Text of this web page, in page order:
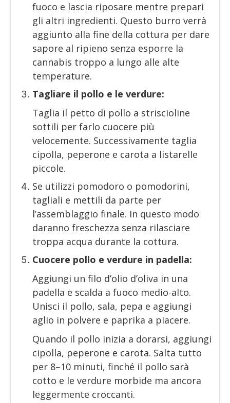
fuoco e lascia riposare mentre prepari
gli altri ingredienti. Questo burro verrà
aggiunto alla fine della cottura per dare
sapore al ripieno senza esporre la
cannabis troppo a lungo alle alte
temperature.
Tagliare il pollo e le verdure:
Taglia il petto di pollo a striscioline
sottili per farlo cuocere più
velocemente. Successivamente taglia
cipolla, peperone e carota a listarelle
piccole.
Se utilizzi pomodoro o pomodorini,
tagliali e mettili da parte per
l’assemblaggio finale. In questo modo
daranno freschezza senza rilasciare
troppa acqua durante la cottura.
Cuocere pollo e verdure in padella:
Aggiungi un filo d’olio d’oliva in una
padella e scalda a fuoco medio-alto.
Unisci il pollo, sala, pepa e aggiungi
aglio in polvere e paprika a piacere.
Quando il pollo inizia a dorarsi, aggiungi
cipolla, peperone e carota. Salta tutto
per 8–10 minuti, finché il pollo sarà
cotto e le verdure morbide ma ancora
leggermente croccanti.